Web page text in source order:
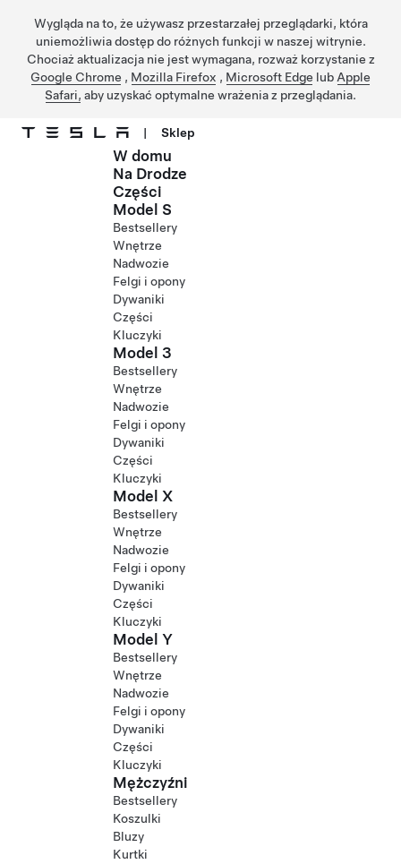
Wygląda na to, że używasz przestarzałej przeglądarki, która
uniemożliwia dostęp do różnych funkcji w naszej witrynie.
Chociaż aktualizacja nie jest wymagana, rozważ korzystanie z
Google Chrome , Mozilla Firefox , Microsoft Edge lub Apple
Safari, aby uzyskać optymalne wrażenia z przeglądania.
Przejdź do głównej zawartości
| Sklep
W domu
Na Drodze
Części
Model S
Bestsellery
Wnętrze
Nadwozie
Felgi i opony
Dywaniki
Części
Kluczyki
Model 3
Bestsellery
Wnętrze
Nadwozie
Felgi i opony
Dywaniki
Części
Kluczyki
Model X
Bestsellery
Wnętrze
Nadwozie
Felgi i opony
Dywaniki
Części
Kluczyki
Model Y
Bestsellery
Wnętrze
Nadwozie
Felgi i opony
Dywaniki
Części
Kluczyki
Mężczyźni
Bestsellery
Koszulki
Bluzy
Kurtki